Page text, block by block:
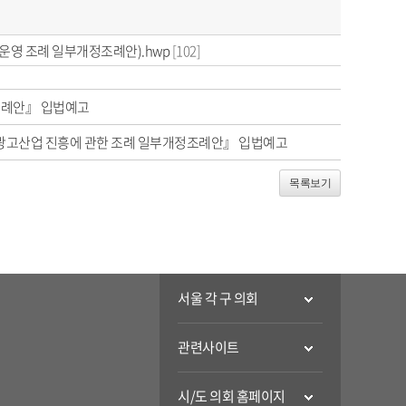
영 조례 일부개정조례안).hwp[102]
안』 입법예고
산업 진흥에 관한 조례 일부개정조례안』 입법예고
목록보기
서울 각 구 의회
관련사이트
시/도 의회 홈페이지